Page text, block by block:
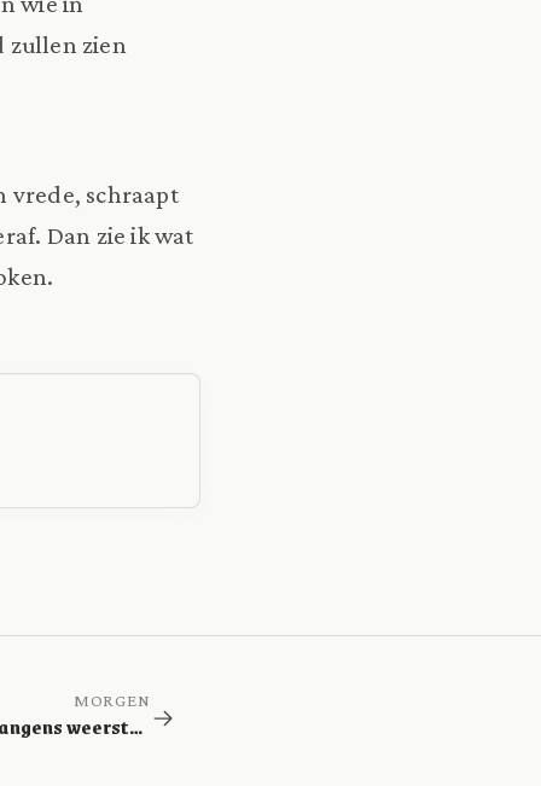
zullen zien
vrede, schraapt
Dan zie ik wat
MORGEN
Zondige verlangens weerstaan